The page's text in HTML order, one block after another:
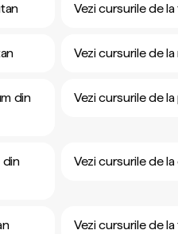
Vezi cursurile de
Vezi cursurile de
din
Vezi cursurile de
din
Vezi cursurile de
Vezi cursurile de